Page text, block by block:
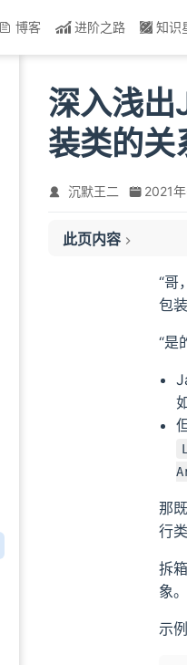
博客 进阶之路 知识
深入浅出
装类的关
沉默王二 2021
此页内容
包装类型和基本数据
“哥
包
“是
那
行
拆
象。
示